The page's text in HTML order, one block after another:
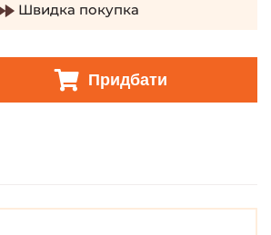
Швидка покупка
Придбати